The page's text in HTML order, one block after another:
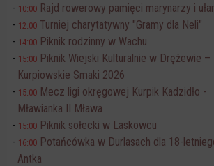
10:00 Rajd rowerowy pamięci marynarzy i
12:00 Turniej charytatywny "Gramy dla Neli"
14:00 Piknik rodzinny w Wachu
15:00 Piknik Wiejski Kulturalnie w Drężewie –
Kurpiowskie Smaki 2026
15:00 Mecz ligi okręgowej Kurpik Kadzidło -
Mławianka II Mława
15:00 Piknik sołecki w Laskowcu
16:00 Potańcówka w Durlasach dla 18-
Antka